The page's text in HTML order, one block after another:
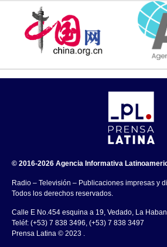
© 2016-2026 Agencia Informativa
Radio – Televisión – Publicaciones impresas y
Todos los derechos reservados.
Calle E No.454 esquina a 19, Vedado, La
Teléf: (+53) 7 838 3496, (+53) 7 838 3497
Prensa Latina © 2023 .